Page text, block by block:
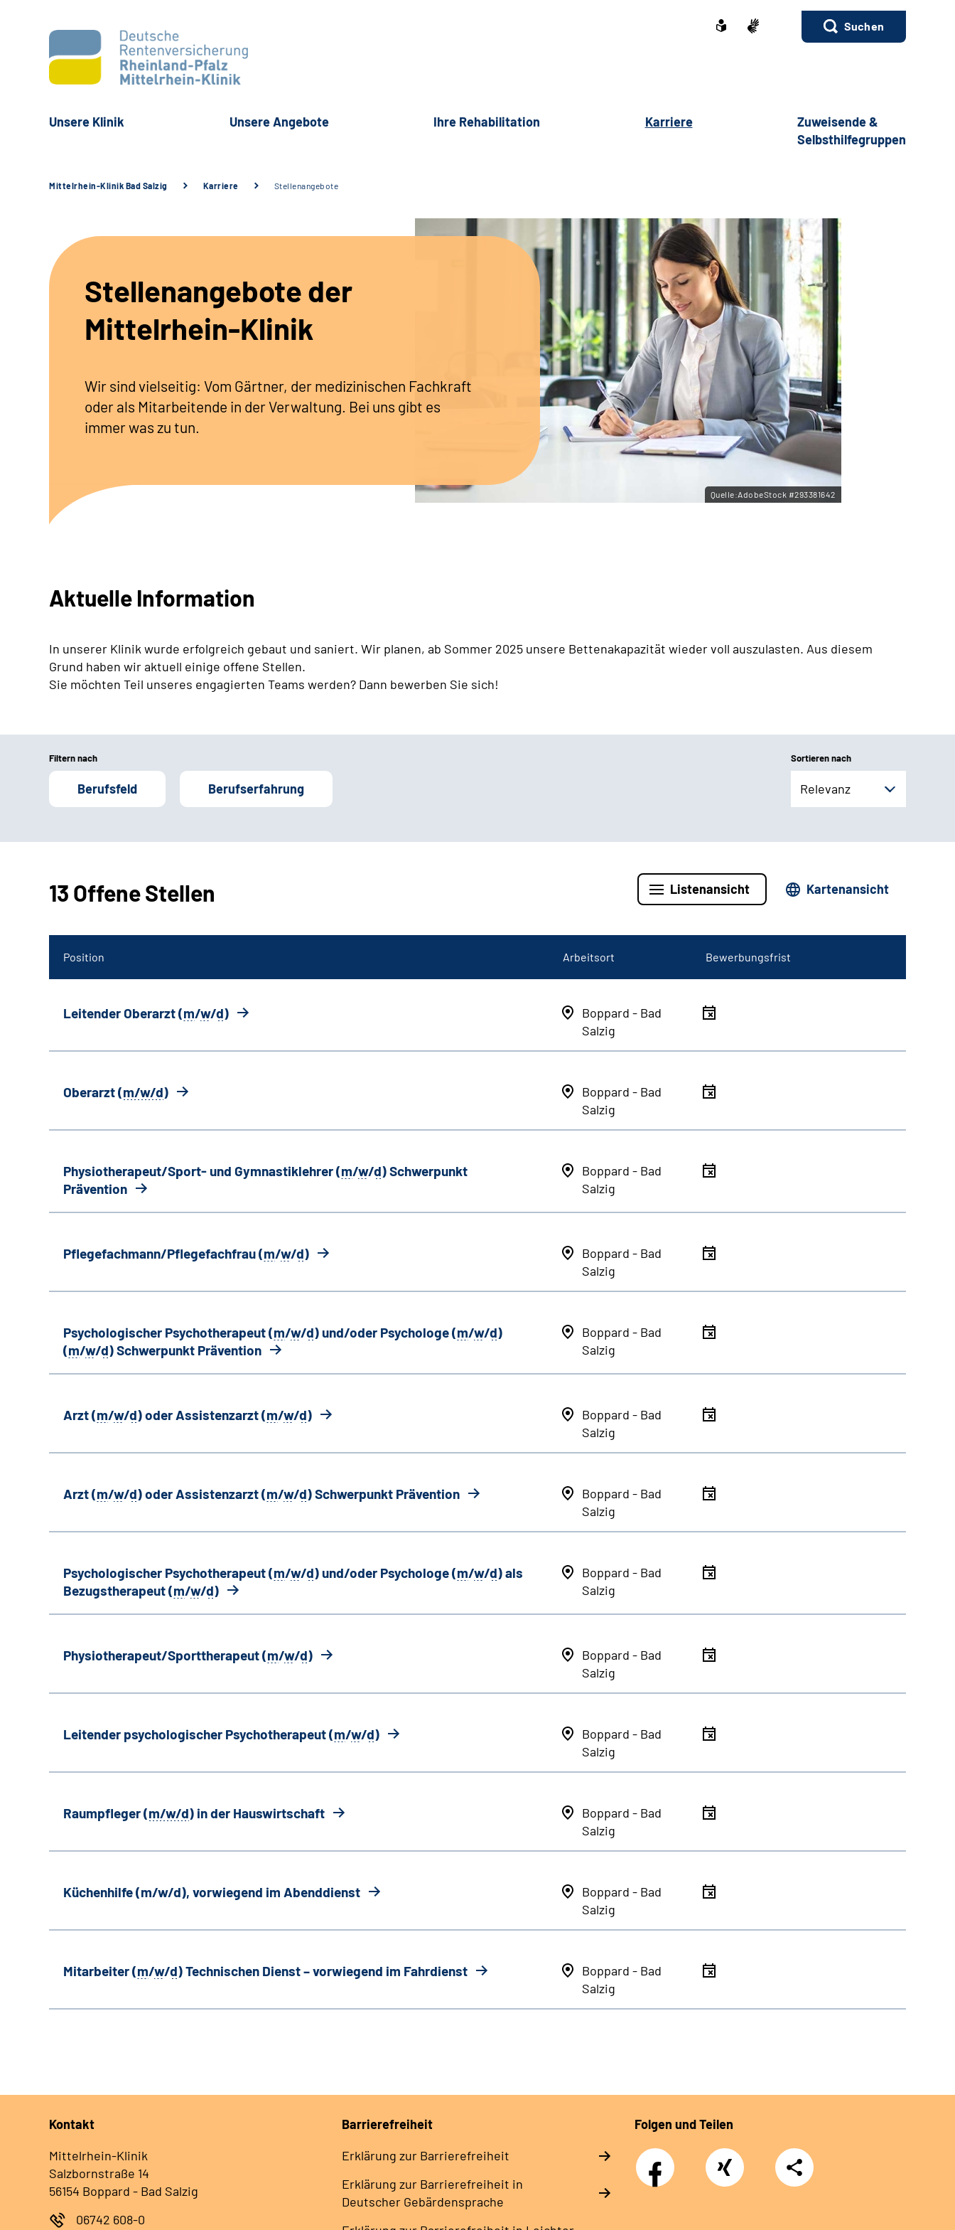
Suchen
Unsere Klinik Unsere Angebote Ihre Rehabilitation Karriere
Zuweisende &
Selbsthilfegruppen
Mittelrhein-Klinik Bad Salzig Karriere Stellenangebote
Stellenangebote der
Mittelrhein-Klinik
Wir sind vielseitig: Vom Gärtner, der medizinischen Fachkraft
oder als Mitarbeitende in der Verwaltung. Bei uns gibt es
immer was zu tun.
Quelle:AdobeStock #293381642
Aktuelle Information
In unserer Klinik wurde erfolgreich gebaut und saniert. Wir planen, ab Sommer 2025 unsere Bettenakapazität wieder voll auszulasten. Aus diesem
Grund haben wir aktuell einige offene Stellen.
Sie möchten Teil unseres engagierten Teams werden? Dann bewerben Sie sich!
Filtern nach
Berufsfeld Berufserfahrung
Sortieren nach
Relevanz
13 Offene Stellen Listenansicht Kartenansicht
Position Arbeitsort Bewerbungsfrist
Leitender Oberarzt (m/w/d)
Boppard - Bad
Salzig
Oberarzt (m/w/d)
Boppard - Bad
Salzig
Physiotherapeut/Sport- und Gymnastiklehrer (m/w/d) Schwerpunkt
Prävention
Boppard - Bad
Salzig
Pflegefachmann/Pflegefachfrau (m/w/d)
Boppard - Bad
Salzig
Psychologischer Psychotherapeut (m/w/d) und/oder Psychologe (m/w/d)
(m/w/d) Schwerpunkt Prävention
Boppard - Bad
Salzig
Arzt (m/w/d) oder Assistenzarzt (m/w/d)
Boppard - Bad
Salzig
Arzt (m/w/d) oder Assistenzarzt (m/w/d) Schwerpunkt Prävention
Boppard - Bad
Salzig
Psychologischer Psychotherapeut (m/w/d) und/oder Psychologe (m/w/d) als
Bezugstherapeut (m/w/d)
Boppard - Bad
Salzig
Physiotherapeut/Sporttherapeut (m/w/d)
Boppard - Bad
Salzig
Leitender psychologischer Psychotherapeut (m/w/d)
Boppard - Bad
Salzig
Raumpfleger (m/w/d) in der Hauswirtschaft
Boppard - Bad
Salzig
Küchenhilfe (m/w/d), vorwiegend im Abenddienst
Boppard - Bad
Salzig
Mitarbeiter (m/w/d) Technischen Dienst – vorwiegend im Fahrdienst
Boppard - Bad
Salzig
Kontakt
Mittelrhein-Klinik
Salzbornstraße 14
56154 Boppard - Bad Salzig
06742 608-0
Barrierefreiheit
Erklärung zur Barrierefreiheit
Erklärung zur Barrierefreiheit in
Deutscher Gebärdensprache
Folgen und Teilen
Facebook Xing
Teilen